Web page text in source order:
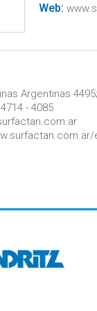
Web:
Argentinas
- 4085